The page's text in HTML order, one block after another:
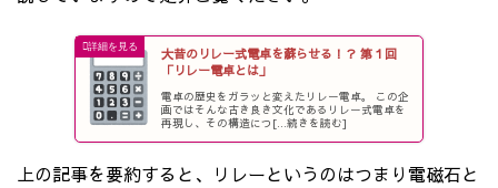
大昔のリレー式電卓を蘇らせる！？ 第１回
「リレー電卓とは」
電卓の歴史をガラッと変えたリレー電卓。 この企
画ではそんな古き良き文化であるリレー式電卓を
再現し、その構造につ[...続きを読む]
上の記事を要約すると、リレーというのはつまり電磁石と